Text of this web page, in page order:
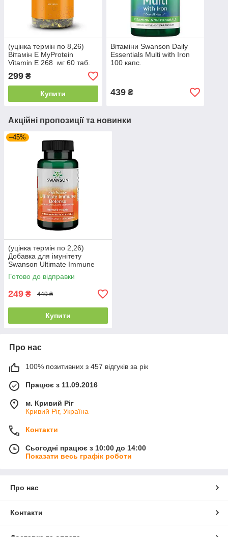
(уцінка термін по 8,26)
Вітамін Е MyProtein
Vitamin E 268 мг 60 таб.
299 ₴
Купити
Вітаміни Swanson Daily
Essentials Multi with Iron
100 капс.
439₴
Акційні пропозиції та новинки
–45%
(уцінка термін по 2,26)
Добавка для імунітету
Swanson Ultimate Immune
Defense Vitamin C, D, Zinc
Elderberry 60 капс.
Готово до відправки
249 ₴ 449 ₴
Купити
Про нас
100% позитивних з 457 відгуків за рік
Працює з 11.09.2016
м. Кривий Ріг
Кривий Ріг, Україна
Контакти
Сьогодні працює з 10:00 до 14:00
Показати весь графік роботи
Про нас
Контакти